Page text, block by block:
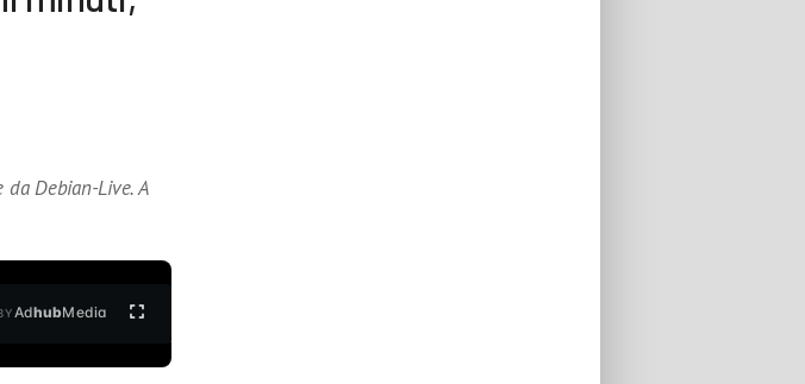
Debian-Live. A
AdhubMedia